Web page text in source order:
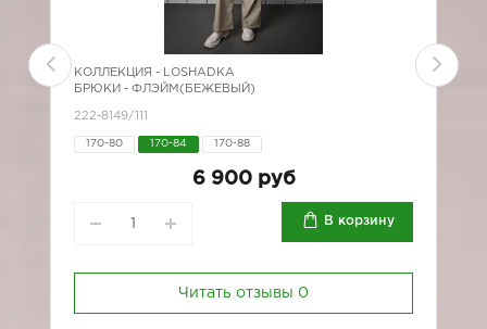
КОЛЛЕКЦИЯ - LOSHADKA
БРЮКИ - ФЛЭЙМ(БЕЖЕВЫЙ)
222-8149/111
170-80 170-84 170-88
6 900 руб
В корзину
Читать отзывы 0